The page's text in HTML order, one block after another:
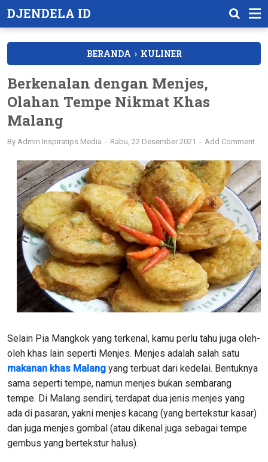
DJENDELA ID
BERANDA › KULINER
Berkenalan dengan Menjes,
Olahan Tempe Nikmat Khas
Malang
By Admin Inspiratips Media Rabu, 22 Desember 2021 Add Comment
Selain Pia Mangkok yang terkenal, kamu perlu tahu juga oleh-
oleh khas lain seperti Menjes. Menjes adalah salah satu
makanan khas Malang yang terbuat dari kedelai. Bentuknya
sama seperti tempe, namun menjes bukan sembarang
tempe. Di Malang sendiri, terdapat dua jenis menjes yang
ada di pasaran, yakni menjes kacang (yang bertekstur kasar)
dan juga menjes gombal (atau dikenal juga sebagai tempe
gembus yang bertekstur halus).